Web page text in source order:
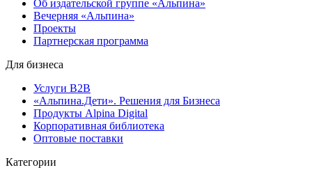
Об издательской группе «Альпина»
Вечерняя «Альпина»
Проекты
Партнерская программа
Для бизнеса
Услуги B2B
«Альпина.Дети». Решения для Бизнеса
Продукты Alpina Digital
Корпоративная библиотека
Оптовые поставки
Категории